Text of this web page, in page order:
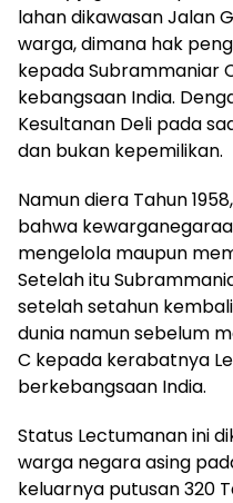
lahan dikawasan Jalan
warga, dimana hak
kepada Subrammaniar
kebangsaan India.
Kesultanan Deli pada
dan bukan kepemilikan.
Namun diera Tahun
bahwa
mengelola maupun
Setelah itu
setelah setahun
dunia namun sebelum
C kepada kerabatnya
berkebangsaan India.
Status Lectumanan ini
warga negara asing
keluarnya putusan 320